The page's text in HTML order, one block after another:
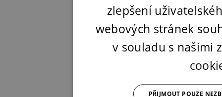
zlepšení
webových stránek
v souladu s našimi
PŘIJMOUT POUZE